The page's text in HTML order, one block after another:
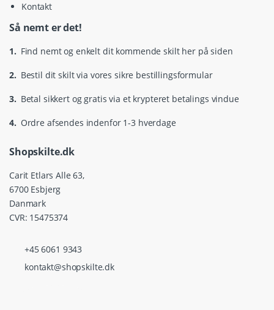
Kontakt
Så nemt er det!
1. Find nemt og enkelt dit kommende skilt her på siden
2. Bestil dit skilt via vores sikre bestillingsformular
3. Betal sikkert og gratis via et krypteret betalings vindue
4. Ordre afsendes indenfor 1-3 hverdage
Shopskilte.dk
Carit Etlars Alle 63,
6700 Esbjerg
Danmark
CVR: 15475374
+45 6061 9343
kontakt@shopskilte.dk